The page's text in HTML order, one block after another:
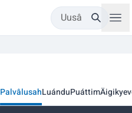
Uusâ
PalvâlusahLuánduPuáttim